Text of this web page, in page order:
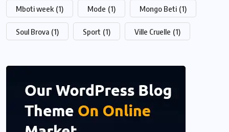
Mboti week (1) Mode (1) Mongo Beti (1)
Soul Brova (1) Sport (1) Ville Cruelle (1)